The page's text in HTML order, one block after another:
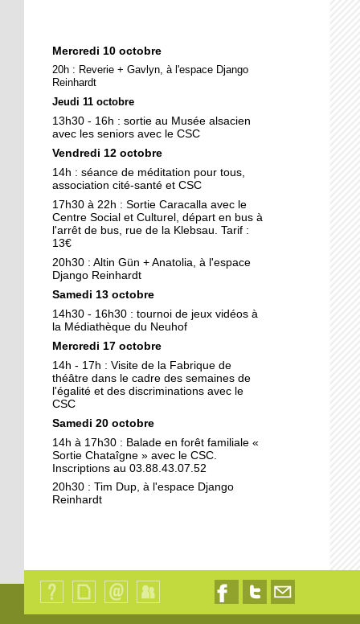
numérique
19 octobre 2017
La précarité tue
18 octobre 2017
Quatre décennies au
chevet du Neuhof
18 octobre 2017
Kamisa Negra : première !
18 octobre 2017
Bio et produits locaux ne
avec «bobos»
17 octobre 2017
From Neuhof to L. A. with
love
17 octobre 2017
Le Neuhof prend l'air
Petits prix pour grandes
actions
Mercredi 10 octobre
20h : Reverie + Gavlyn, à l'espace Django
Reinhardt
Jeudi 11 octobre
13h30 - 16h : sortie au Musée alsacien
avec les seniors avec le CSC
Vendredi 12 octobre
14h : séance de méditation pour tous,
association cité-santé et CSC
17h30 à 22h : Sortie Caracalla avec le
Centre Social et Culturel, départ en bus à
l'arrêt de bus, rue de la Klebsau. Tarif :
13€
20h30 : Altin Gün + Anatolia, à l'espace
Django Reinhardt
Samedi 13 octobre
14h30 - 16h30 : tournoi de jeux vidéos à
la Médiathèque du Neuhof
Mercredi 17 octobre
14h - 17h : Visite de la Fabrique de
théâtre dans le cadre des semaines de
l'égalité et des discriminations avec le
CSC
Samedi 20 octobre
14h à 17h30 : Balade en forêt familiale «
Sortie Chataîgne » avec le CSC.
Inscriptions au 03.88.43.07.52
20h30 : Tim Dup, à l'espace Django
Reinhardt